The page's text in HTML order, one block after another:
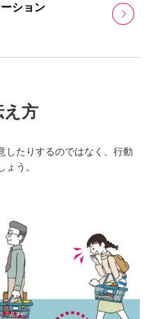
ション
え方
したりするのではなく、行動
う。